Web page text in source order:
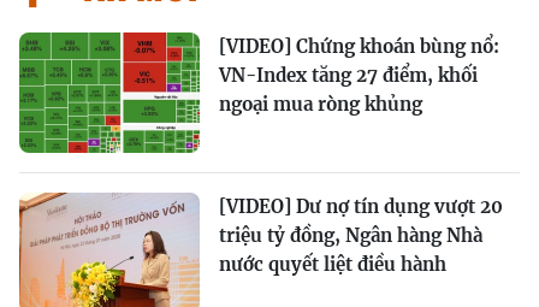
[VIDEO] Chứng khoán bùng nổ:
VN-Index tăng 27 điểm, khối
ngoại mua ròng khủng
[VIDEO] Dư nợ tín dụng vượt 20
triệu tỷ đồng, Ngân hàng Nhà
nước quyết liệt điều hành